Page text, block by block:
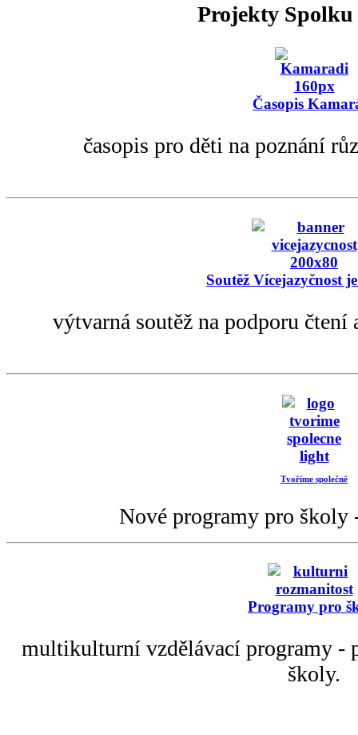
Projekty Spolku
Časopis
časopis pro děti na poznání
Soutěž Vícejazyčnost
výtvarná soutěž na podporu
Tvoříme společně
Nové programy pro
Programy pro
multikulturní vzdělávací programy -
školy.